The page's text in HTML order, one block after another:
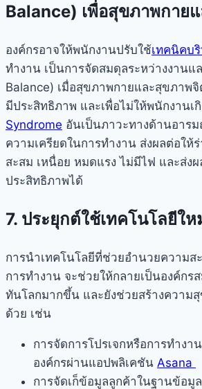
Balance) เพื่อสุขภาพกาย
องค์กรอาจให้พนักงานปรับใช้เทคนิคบริ
ทำงาน เป็นการจัดสมดุลระหว่างงานแ
Balance) เมื่อสุขภาพกายและสุขภาพ
มีประสิทธิภาพ และเพื่อไม่ให้พนักงานเ
Syndrome อันเป็นภาวะทางด้านอาร
ความเครียดในการทำงาน ส่งผลต่อให้
สะสม เหนื่อย หมดแรง ไม่มีไฟ และส่ง
ประสิทธิภาพได้
7. ประยุกต์ใช้เทคโนโลยีให
การนำเทคโนโลยีที่ช่วยอำนวยความส
การทำงาน จะช่วยให้กลายเป็นองค์กร
ทันโลกมากขึ้น และยังช่วยสร้างความ
ด้วย เช่น
การจัดการโปรเจกหรือการทำงา
องค์กรผ่านแอปพลิเคชัน Asana
การจัดเก็ข้อมูลลูกค้าในฐานข้อมู